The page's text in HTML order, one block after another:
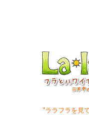
"ララフラを見